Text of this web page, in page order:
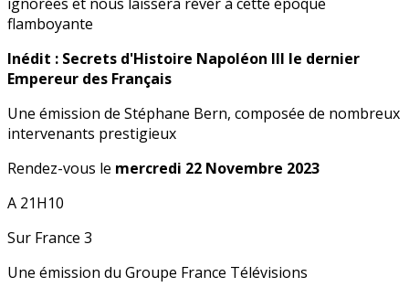
flamboyante
Inédit : Secrets d'Histoire Napoléon III le dernier
Empereur des Français
Une émission de Stéphane Bern, composée de nombreux
intervenants prestigieux
Rendez-vous le mercredi 22 Novembre 2023
A 21H10
Sur France 3
Une émission du Groupe France Télévisions